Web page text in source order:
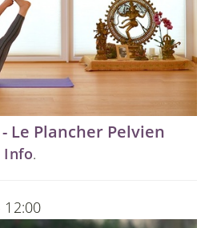
Le Plancher Pelvien
Info.
12:00